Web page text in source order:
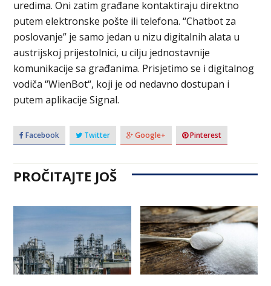
uredima. Oni zatim građane kontaktiraju direktno
putem elektronske pošte ili telefona. “Chatbot za
poslovanje” je samo jedan u nizu digitalnih alata u
austrijskoj prijestolnici, u cilju jednostavnije
komunikacije sa građanima. Prisjetimo se i digitalnog
vodiča “WienBot“, koji je od nedavno dostupan i
putem aplikacije Signal.
Facebook Twitter Google+ Pinterest
PROČITAJTE JOŠ